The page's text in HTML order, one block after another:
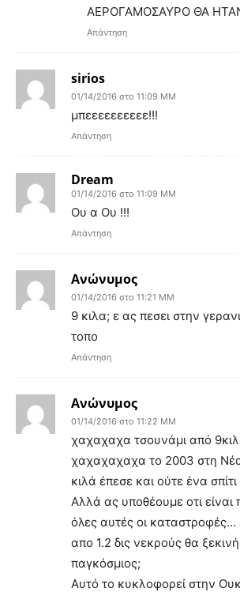
ΑΕΡΟΓΑΜΟΣΑΥΡΟ ΘΑ
Απάντηση
sirios
01/14/2016 στο 11:09 ΜΜ
μπεεεεεεεεεε!!!
Απάντηση
Dream
01/14/2016 στο 11:09 ΜΜ
Ου α Ου !!!
Απάντηση
Ανώνυμος
01/14/2016 στο 11:21 ΜΜ
9 κιλα; ε ας πεσει στην
τοπο
Απάντηση
Ανώνυμος
01/14/2016 στο 11:22 ΜΜ
χαχαχαχα τσουνάμι από
χαχαχαχαχα το 2003 στη
κιλά έπεσε και ούτε ένα
Αλλά ας υποθέουμε οτι είναι
όλες αυτές οι
απο 1.2 δις νεκρούς θα
παγκόσμιος;
Αυτό το κυκλοφορεί στην